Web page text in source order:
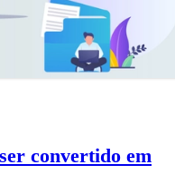
convertido em